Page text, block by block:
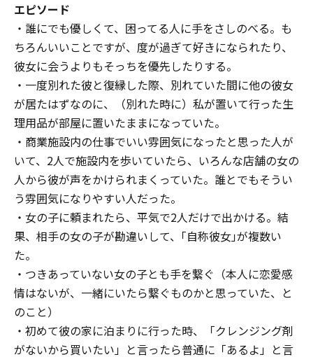
エピソード
・誰にでも優しくて、困ってる人に手をさしのべる。も
ちろんいいことですが、度が過ぎて好きになられたり、
彼女に会うよりもそっちを優先したりする。
・一度別れた彼と復縁した際、別れていた間に他の彼女
が居たはずなのに、（別れた時に）私が置いて行った生
理用品が部屋に置いたままになっていた。
・商業施設内の仕事でいい雰囲気になったと思った人が
いて、2人で施設内を歩いていたら、いろんな店舗の女の
人から彼が声をかけられまくっていた。誰とでもそうい
う雰囲気になりやすい人だった。
・女の子に頼まれたら、平気で2人だけで出かける。結
果、相手の女の子が勘違いして、｢自称彼女｣が複数い
た。
・つきあっていない女の子とも手を繋ぐ（本人に恋愛感
情はないが、一緒にいたら繋ぐものかと思っていた、と
のこと）
・初めて彼の家に泊まりに行った時、「クレンジング剤
がないから買いたい」と言ったら普通に「あるよ」と言